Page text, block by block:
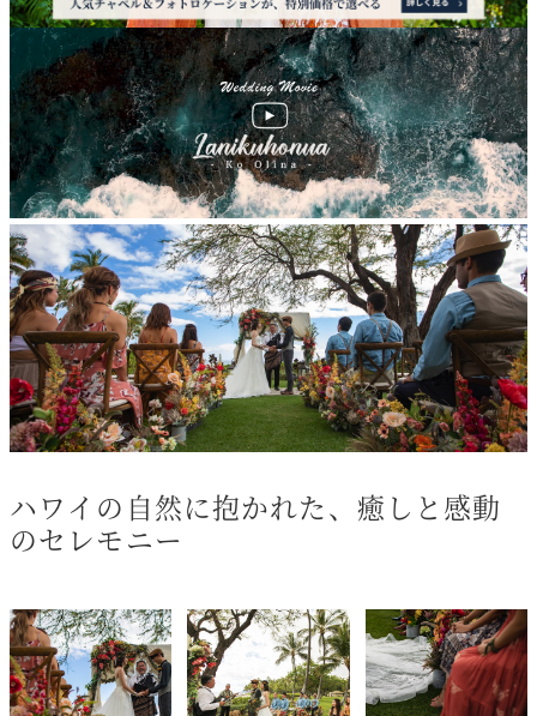
ハワイの自然に抱かれた、癒しと感動
のセレモニー